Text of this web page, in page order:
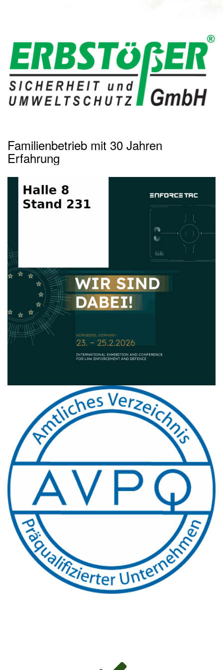
Familienbetrieb mit 30 Jahren
Erfahrung
Unternehmen mit den Sortimentsschwerpunkten im Bereich der
Gefahrstofflagerung und der Ersten Hilfe. Wir sind Ihre
Spezialisten wenn es um die Lagerung von Gefahrstoffen oder
Lithium-Batterien in Sicherheitsschränken und
Sicherheitsbehältern geht. Gleichzeitig bieten wir Schutz mit
unseren Notduscheneinrichtungen technische Lösungen bei
Unfällen.